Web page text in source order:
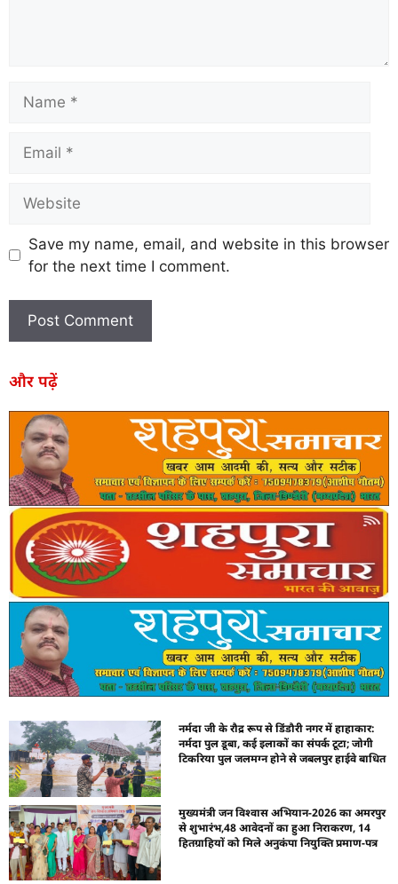
Save my name, email, and website in this browser
for the next time I comment.
और पढ़ें
नर्मदा जी के रौद्र रूप से डिंडौरी नगर में हाहाकार:
नर्मदा पुल डूबा, कई इलाकों का संपर्क टूटा; जोगी
टिकरिया पुल जलमग्न होने से जबलपुर हाईवे बाधित
मुख्यमंत्री जन विश्वास अभियान-2026 का अमरपुर
से शुभारंभ,48 आवेदनों का हुआ निराकरण, 14
हितग्राहियों को मिले अनुकंपा नियुक्ति प्रमाण-पत्र